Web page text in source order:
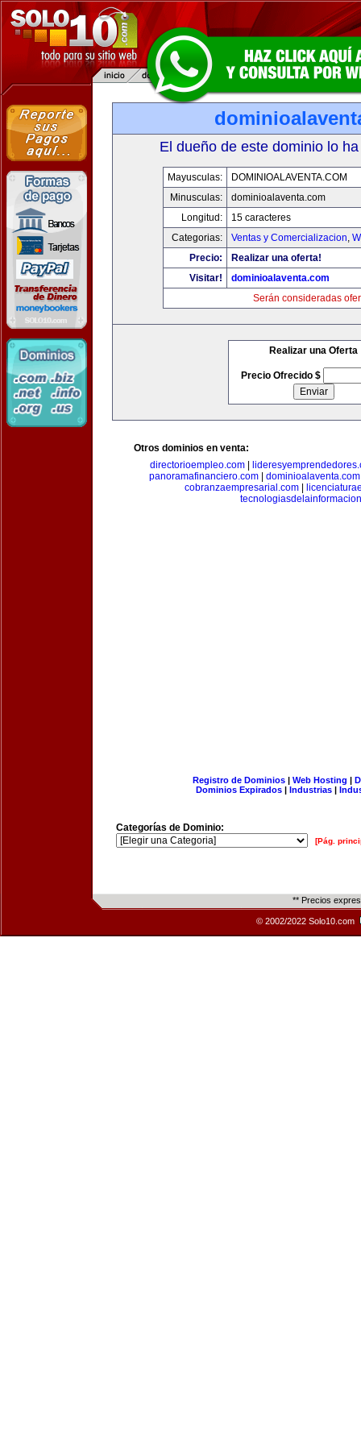
El dueño de este dominio lo
Mayusculas:
DOMINIOALAVENTA.COM
Minusculas:
dominioalaventa.com
Longitud:
15 caracteres
Categorias:
Ventas y Comercializacion,
Precio:
Realizar una oferta!
Visitar!
dominioalaventa.com
Serán consideradas
Realizar una Oferta
Precio Ofrecido $
Otros dominios en venta:
directorioempleo.com
panoramafinanciero.com
dominioalaventa.com
cobranzaempresarial.com
Registro de Dominios| Web Hosting |
Dominios Expirados | Industrias |
Categorías de Dominio:
[Pág.
** Precios
© 2002/2022 Solo10.com